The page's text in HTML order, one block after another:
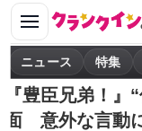
ニュース 特集
『豊臣兄弟！
面 意外な言動